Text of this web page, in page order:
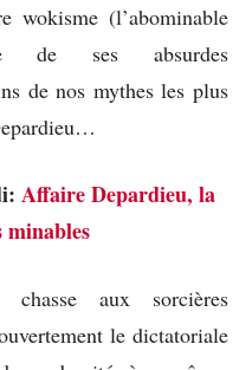
wokisme (l’abominable
de ses absurdes
de nos mythes les plus
Affaire Depardieu, la
minables
aux sorcières
le dictatoriale